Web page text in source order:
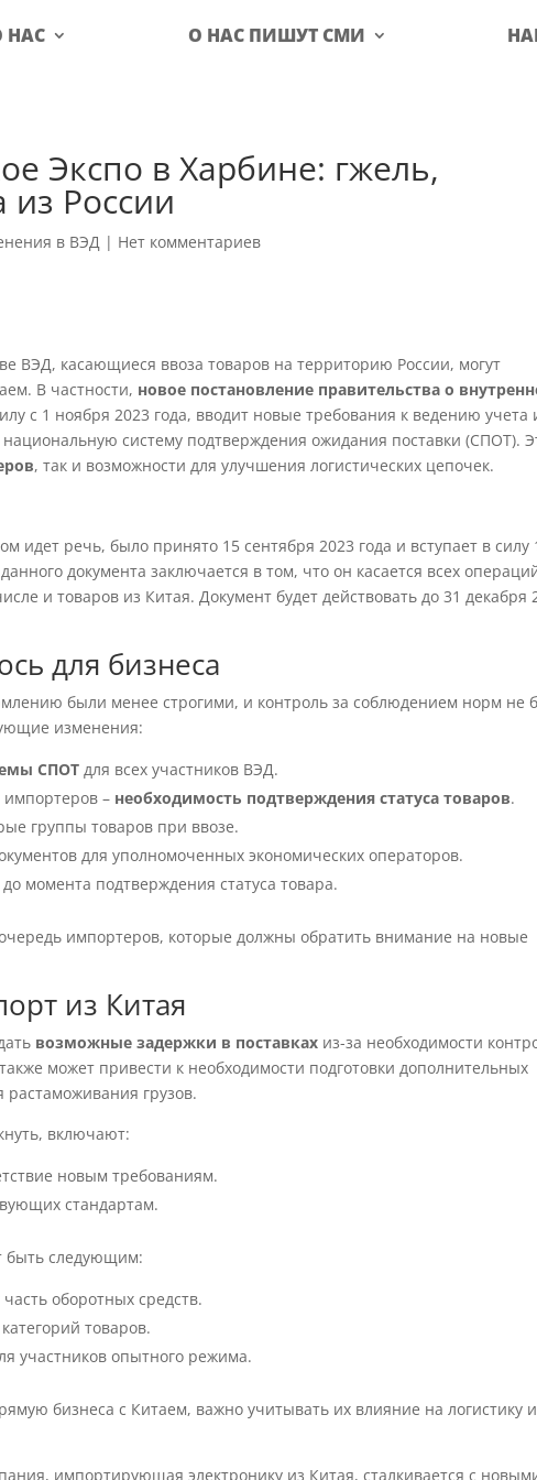
НАС О НАС ПИШУТ СМИ
Экспо в Харбине: гжель,
России
в ВЭД | Нет комментариев
ВЭД, касающиеся ввоза товаров на территорию России, могут
В частности, новое постановление правительства о
с 1 ноября 2023 года, вводит новые требования к ведению учета
систему подтверждения ожидания поставки (СПОТ).
, так и возможности для улучшения логистических цепочек.
идет речь, было принято 15 сентября 2023 года и вступает в силу
документа заключается в том, что он касается всех
и товаров из Китая. Документ будет действовать до 31 декабря
для бизнеса
были менее строгими, и контроль за соблюдением норм не
изменения:
СПОТ для всех участников ВЭД.
– необходимость подтверждения статуса товаров.
группы товаров при ввозе.
для уполномоченных экономических операторов.
до момента подтверждения статуса товара.
импортеров, которые должны обратить внимание на новые
из Китая
возможные задержки в поставках из-за необходимости
может привести к необходимости подготовки дополнительных
растаможивания грузов.
включают:
новым требованиям.
стандартам.
быть следующим:
оборотных средств.
товаров.
участников опытного режима.
бизнеса с Китаем, важно учитывать их влияние на логистику и
импортирующая электронику из Китая, сталкивается с